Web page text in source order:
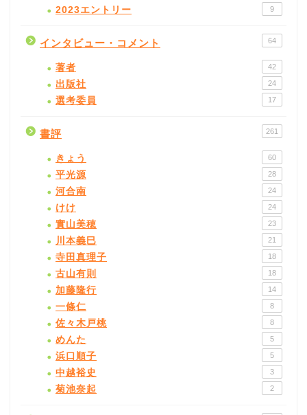
2023エントリー 9
インタビュー・コメント 64
著者 42
出版社 24
選考委員 17
書評 261
きょう 60
平光源 28
河合南 24
けけ 24
實山美穂 23
川本義巳 21
寺田真理子 18
古山有則 18
加藤隆行 14
一條仁 8
佐々木戸桃 8
めんた 5
浜口順子 5
中越裕史 3
菊池奈起 2